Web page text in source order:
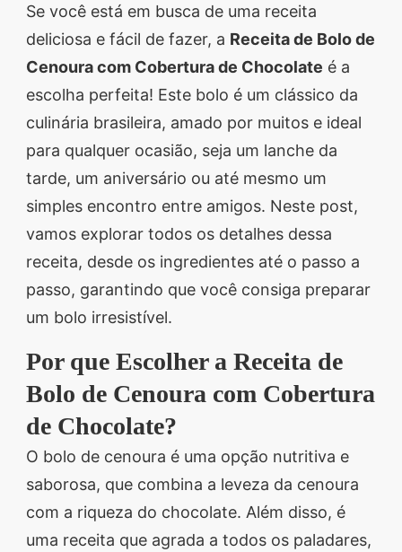
tudo o que você
precisa! Explore nosso
site e descubra técnicas
culinárias incríveis,
segredos valiosos e
receitas rápidas e fáceis
que vão impressionar
todos ao seu redor.
Transforme suas
refeições e inspire-se
agora mesmo!
Se você está em busca de uma receita
deliciosa e fácil de fazer, a Receita de Bolo de
Cenoura com Cobertura de Chocolate é a
escolha perfeita! Este bolo é um clássico da
culinária brasileira, amado por muitos e ideal
para qualquer ocasião, seja um lanche da
tarde, um aniversário ou até mesmo um
simples encontro entre amigos. Neste post,
vamos explorar todos os detalhes dessa
receita, desde os ingredientes até o passo a
passo, garantindo que você consiga preparar
um bolo irresistível.
Por que Escolher a Receita de
Bolo de Cenoura com Cobertura
de Chocolate?
O bolo de cenoura é uma opção nutritiva e
saborosa, que combina a leveza da cenoura
com a riqueza do chocolate. Além disso, é
uma receita que agrada a todos os paladares,